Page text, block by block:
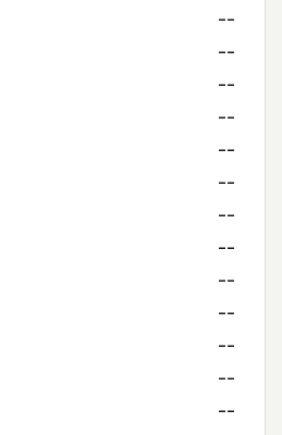
--
--
--
--
--
--
--
--
--
--
--
--
--